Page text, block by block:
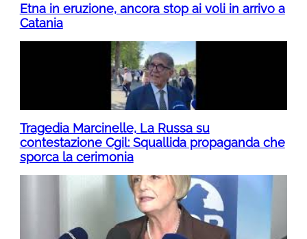
Etna in eruzione, ancora stop ai voli in arrivo a
Catania
Tragedia Marcinelle, La Russa su
contestazione Cgil: Squallida propaganda che
sporca la cerimonia